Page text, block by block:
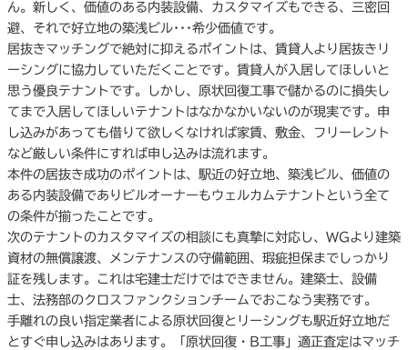
ん。新しく、価値のある内装設備、カスタマイズもできる、三密回
避、それで好立地の築浅ビル･･･希少価値です。
居抜きマッチングで絶対に抑えるポイントは、賃貸人より居抜きリ
ーシングに協力していただくことです。賃貸人が入居してほしいと
思う優良テナントです。しかし、原状回復工事で儲かるのに損失し
てまで入居してほしいテナントはなかなかいないのが現実です。申
し込みがあっても借りて欲しくなければ家賃、敷金、フリーレント
など厳しい条件にすれば申し込みは流れます。
本件の居抜き成功のポイントは、駅近の好立地、築浅ビル、価値の
ある内装設備でありビルオーナーもウェルカムテナントという全て
の条件が揃ったことです。
次のテナントのカスタマイズの相談にも真摯に対応し、WGより建築
資材の無償譲渡、メンテナンスの守備範囲、瑕疵担保までしっかり
証を残します。これは宅建士だけではできません。建築士、設備
士、法務部のクロスファンクションチームでおこなう実務です。
手離れの良い指定業者による原状回復とリーシングも駅近好立地だ
とすぐ申し込みはあります。「原状回復・B工事」適正査定はマッチ